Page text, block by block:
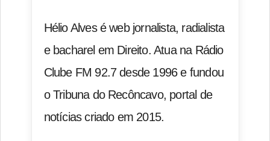
Hélio Alves é web jornalista, radialista
e bacharel em Direito. Atua na Rádio
Clube FM 92.7 desde 1996 e fundou
o Tribuna do Recôncavo, portal de
notícias criado em 2015.